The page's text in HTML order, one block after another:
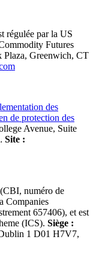
régulée par la US
Futures
Plaza, Greenwich, CT
des
de protection des
Avenue, Suite
Site :
(CBI, numéro de
Companies
657406), et est
(ICS). Siège :
1 D01 H7V7,